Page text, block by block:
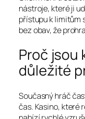
nástroje, které ji
přístupu k limitům
bez obav, že
Proč jsou
důležité
Současný hráč
čas. Kasino, které